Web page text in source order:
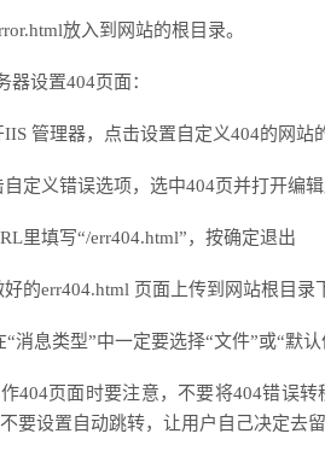
放入到网站的根目录。
器设置404页面：
IIS 管理器，点击设置自定义404的网站
自定义错误选项，选中404页并打开编
里填写“/err404.html”，按确定退出
好的err404.html 页面上传到网站根目录
“消息类型”中一定要选择“文件”或“默
404页面时要注意，不要将404错误转
要设置自动跳转，让用户自己决定去